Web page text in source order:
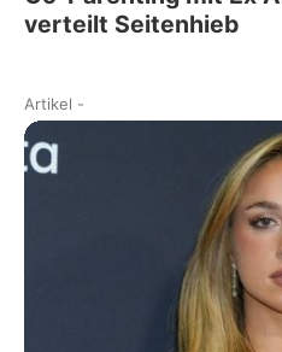
verteilt Seitenhieb
Artikel -